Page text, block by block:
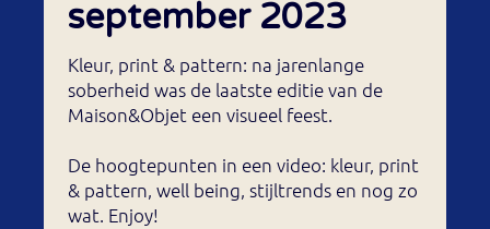
september 2023
Kleur, print & pattern: na jarenlange
soberheid was de laatste editie van de
Maison&Objet een visueel feest.
De hoogtepunten in een video: kleur, print
& pattern, well being, stijltrends en nog zo
wat. Enjoy!